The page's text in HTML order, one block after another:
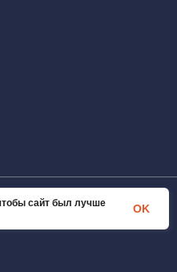
права защищены
сайт был лучше
OK